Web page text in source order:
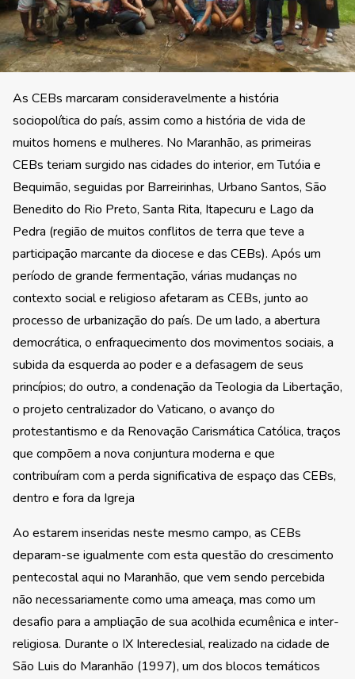
As CEBs marcaram consideravelmente a história
sociopolítica do país, assim como a história de vida de
muitos homens e mulheres. No Maranhão, as primeiras
CEBs teriam surgido nas cidades do interior, em Tutóia e
Bequimão, seguidas por Barreirinhas, Urbano Santos, São
Benedito do Rio Preto, Santa Rita, Itapecuru e Lago da
Pedra (região de muitos conflitos de terra que teve a
participação marcante da diocese e das CEBs). Após um
período de grande fermentação, várias mudanças no
contexto social e religioso afetaram as CEBs, junto ao
processo de urbanização do país. De um lado, a abertura
democrática, o enfraquecimento dos movimentos sociais, a
subida da esquerda ao poder e a defasagem de seus
princípios; do outro, a condenação da Teologia da Libertação,
o projeto centralizador do Vaticano, o avanço do
protestantismo e da Renovação Carismática Católica, traços
que compõem a nova conjuntura moderna e que
contribuíram com a perda significativa de espaço das CEBs,
dentro e fora da Igreja
Ao estarem inseridas neste mesmo campo, as CEBs
deparam-se igualmente com esta questão do crescimento
pentecostal aqui no Maranhão, que vem sendo percebida
não necessariamente como uma ameaça, mas como um
desafio para a ampliação de sua acolhida ecumênica e inter-
religiosa. Durante o IX Intereclesial, realizado na cidade de
São Luis do Maranhão (1997), um dos blocos temáticos